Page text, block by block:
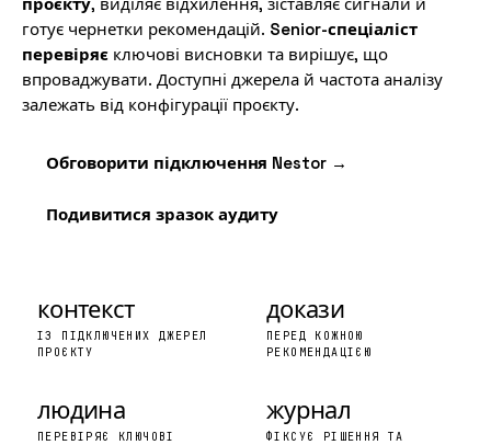
готує чернетки рекомендацій. Senior-спеціаліст
перевіряє ключові висновки та вирішує, що
впроваджувати. Доступні джерела й частота аналізу
залежать від конфігурації проєкту.
Обговорити підключення Nestor →
Подивитися зразок аудиту
контекст
ІЗ ПІДКЛЮЧЕНИХ ДЖЕРЕЛ
ПРОЄКТУ
докази
ПЕРЕД КОЖНОЮ
РЕКОМЕНДАЦІЄЮ
людина
ПЕРЕВІРЯЄ КЛЮЧОВІ
журнал
ФІКСУЄ РІШЕННЯ ТА